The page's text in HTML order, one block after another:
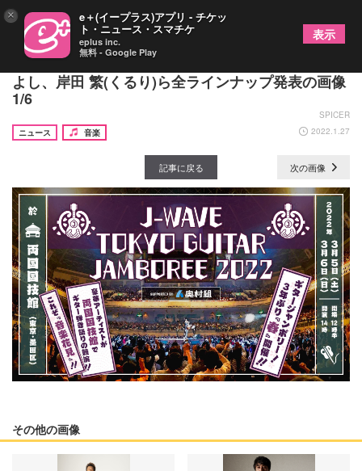
『ギタージャンボリー2022』に布袋寅泰、山崎まさ
よし、岸田 繁(くるり)ら全ラインナップ発表の画像
1/6
SPICER
ニュース
音楽 2022.1.27
記事に戻る 次の画像
その他の画像
× e＋(イープラス)アプリ - チケッ
ト・ニュース・スマチケ
eplus inc.
無料 - Google Play
表示